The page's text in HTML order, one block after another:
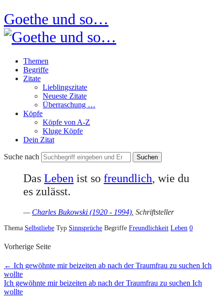
Goethe und so…
Themen
Begriffe
Zitate
Lieblingszitate
Neueste Zitate
Überraschung …
Köpfe
Köpfe von A-Z
Kluge Köpfe
Dein Zitat
Suche nach
Das Leben ist so freundlich, wie du
es zulässt.
— Charles Bukowski (1920 - 1994) , Schriftsteller
Thema Selbstliebe Typ Sinnsprüche Begriffe Freundlichkeit Leben 0
Vorherige Seite
← Ich gewöhnte mir beizeiten ab nach der Traumfrau zu suchen Ich
wollte
Ich gewöhnte mir beizeiten ab nach der Traumfrau zu suchen Ich
wollte